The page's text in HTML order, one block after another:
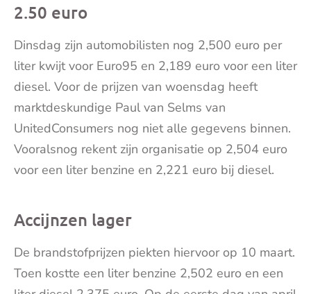
2.50 euro
Dinsdag zijn automobilisten nog 2,500 euro per
liter kwijt voor Euro95 en 2,189 euro voor een liter
diesel. Voor de prijzen van woensdag heeft
marktdeskundige Paul van Selms van
UnitedConsumers nog niet alle gegevens binnen.
Vooralsnog rekent zijn organisatie op 2,504 euro
voor een liter benzine en 2,221 euro bij diesel.
Accijnzen lager
De brandstofprijzen piekten hiervoor op 10 maart.
Toen kostte een liter benzine 2,502 euro en een